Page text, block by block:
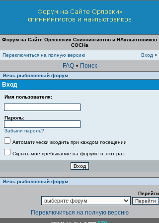
Форум на Сайте Орловских Спиннингистов и НАхлыстовиков
СОСНа
Переключиться на полную версию
Вход •
FAQ • Поиск
Весь рыболовный форум
Вход
Имя пользователя:
Пароль:
Забыли пароль?
Автоматически входить при каждом посещении
Скрыть мое пребывание на форуме в этот раз
Весь рыболовный форум
Перейти
Переключиться на полную версию